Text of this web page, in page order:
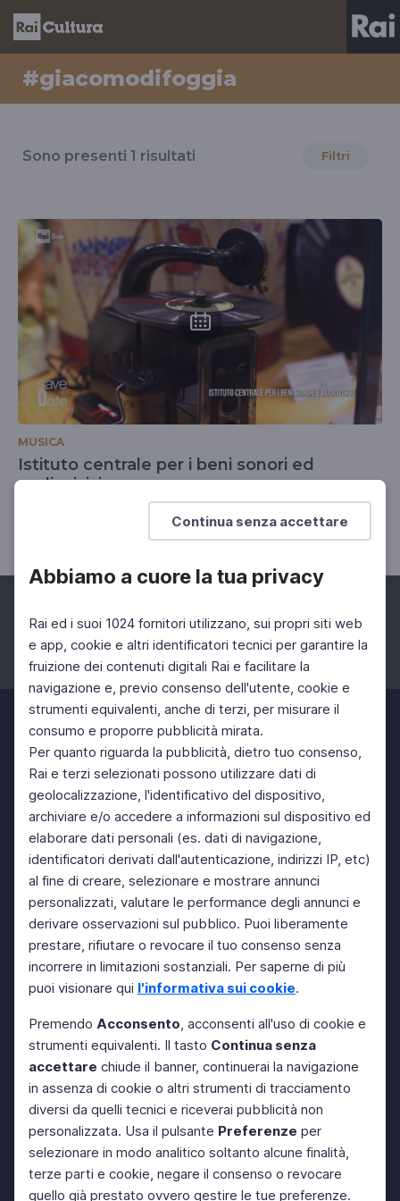
Continua senza accettare
Abbiamo a cuore la tua privacy
Rai ed i suoi 1024 fornitori utilizzano, sui propri siti web
e app, cookie e altri identificatori tecnici per garantire la
fruizione dei contenuti digitali Rai e facilitare la
navigazione e, previo consenso dell'utente, cookie e
strumenti equivalenti, anche di terzi, per misurare il
consumo e proporre pubblicità mirata.
Per quanto riguarda la pubblicità, dietro tuo consenso,
Rai e terzi selezionati possono utilizzare dati di
geolocalizzazione, l'identificativo del dispositivo,
archiviare e/o accedere a informazioni sul dispositivo ed
elaborare dati personali (es. dati di navigazione,
identificatori derivati dall'autenticazione, indirizzi IP, etc)
al fine di creare, selezionare e mostrare annunci
personalizzati, valutare le performance degli annunci e
derivare osservazioni sul pubblico. Puoi liberamente
prestare, rifiutare o revocare il tuo consenso senza
incorrere in limitazioni sostanziali. Per saperne di più
puoi visionare qui l'informativa sui cookie.
Premendo Acconsento, acconsenti all'uso di cookie e
strumenti equivalenti. Il tasto Continua senza
accettare chiude il banner, continuerai la navigazione
in assenza di cookie o altri strumenti di tracciamento
diversi da quelli tecnici e riceverai pubblicità non
personalizzata. Usa il pulsante Preferenze per
selezionare in modo analitico soltanto alcune finalità,
terze parti e cookie, negare il consenso o revocare
quello già prestato ovvero gestire le tue preferenze.
#giacomodifoggia
il
#giacomodifoggia
Sono presenti 1 risultati Filtri
MUSICA
Istituto centrale per i beni sonori ed
audiovisivi
13 Gen 2025 > 19 Gen 2025
Facebook Instagram Twitter